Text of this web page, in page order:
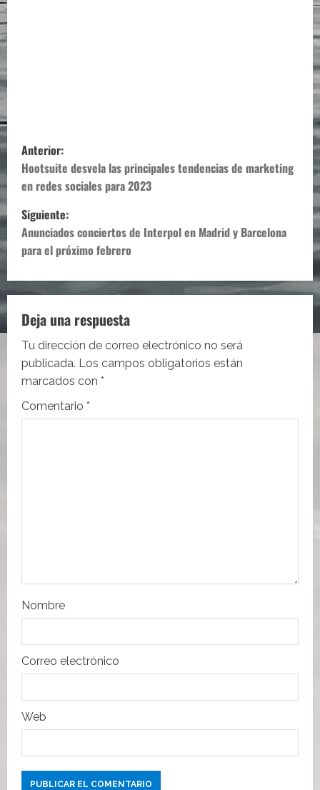
N
a
v
e
g
a
c
i
ó
n
r
a
d
a
s
Anterior:
Hootsuite desvela las principales tendencias de marketing
en redes sociales para 2023
Siguiente:
Anunciados conciertos de Interpol en Madrid y Barcelona
para el próximo febrero
Deja una respuesta
Tu dirección de correo electrónico no será
publicada. Los campos obligatorios están
marcados con *
Comentario *
Nombre
Correo electrónico
Web